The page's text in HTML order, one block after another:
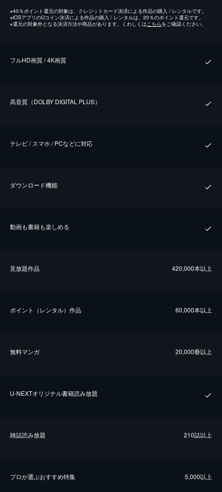
※40％ポイント還元の対象は、クレジットカード決済による作品の購入 / レンタルです。
※iOSアプリのUコイン決済による作品の購入 / レンタルは、20％のポイント還元です。
※還元の対象外となる決済方法や商品があります。くわしくはこちらをご確認ください。
フルHD画質 / 4K画質
⾼⾳質（DOLBY DIGITAL PLUS）
テレビ / スマホ / PCなどに対応
ダウンロード機能
動画も書籍も楽しめる
⾒放題作品 420,000本以上
ポイント（レンタル）作品 60,000本以上
無料マンガ 20,000冊以上
U-NEXTオリジナル書籍読み放題
雑誌読み放題 210誌以上
プロが選ぶおすすめ特集 5,000以上